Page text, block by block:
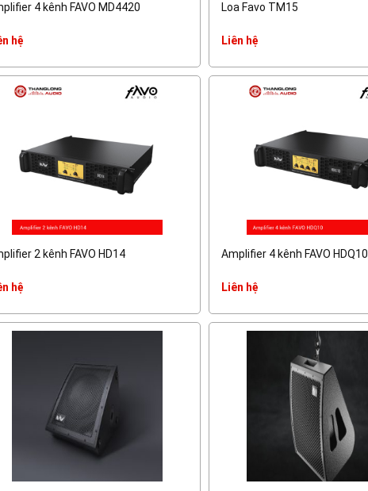
4 kênh FAVO MD4420
hệ
Loa Favo TM15
Liên hệ
2 kênh FAVO HD14
hệ
Amplifier 4 kênh FAVO HDQ10
Liên hệ